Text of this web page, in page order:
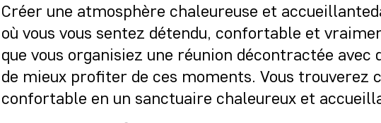
Créer une atmosphère chaleureuse et
où vous vous sentez détendu, confortable et
que vous organisiez une réunion décontractée
de mieux profiter de ces moments. Vous trouverez
confortable en un sanctuaire chaleureux et